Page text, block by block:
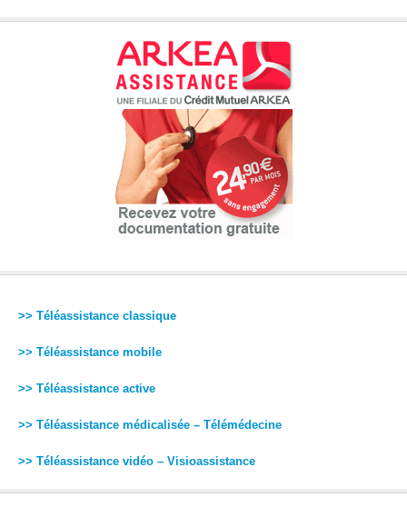
>> Téléassistance classique
>> Téléassistance mobile
>> Téléassistance active
>> Téléassistance médicalisée – Télémédecine
>> Téléassistance vidéo – Visioassistance